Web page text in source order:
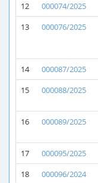
12
000074/2025
13
000076/2025
14
000087/2025
15
000088/2025
16
000089/2025
17
000095/2025
18
000096/2024